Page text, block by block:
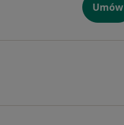
Umów